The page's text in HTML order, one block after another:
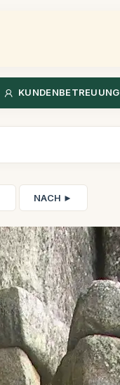
KUNDENBETREUUNG
NACH ►